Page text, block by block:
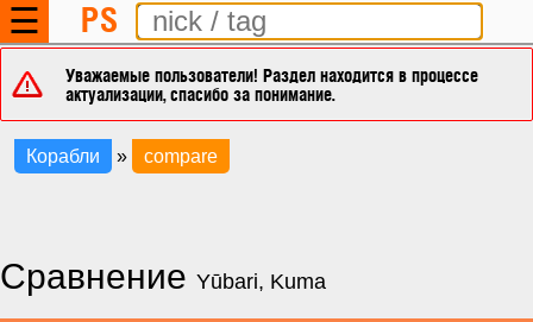
☰ PS
Уважаемые пользователи! Раздел находится в процессе
актуализации, спасибо за понимание.
Корабли » compare
Сравнение Yūbari, Kuma